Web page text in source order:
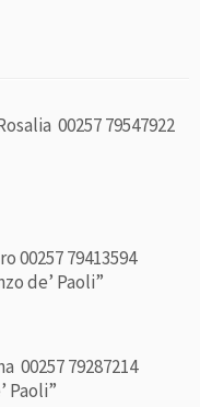
00257 79547922
00257 79413594
de’ Paoli”
00257 79287214
Paoli”